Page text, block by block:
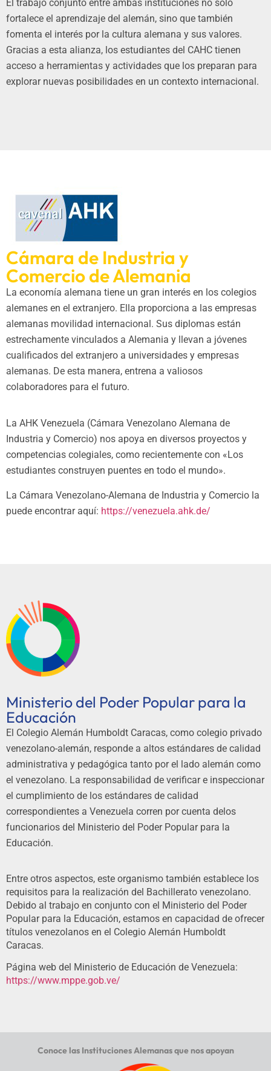
El trabajo conjunto entre ambas instituciones no solo
fortalece el aprendizaje del alemán, sino que también
fomenta el interés por la cultura alemana y sus valores.
Gracias a esta alianza, los estudiantes del CAHC tienen
acceso a herramientas y actividades que los preparan para
explorar nuevas posibilidades en un contexto internacional.
Cámara de Industria y
Comercio de Alemania
La economía alemana tiene un gran interés en los colegios
alemanes en el extranjero. Ella proporciona a las empresas
alemanas movilidad internacional. Sus diplomas están
estrechamente vinculados a Alemania y llevan a jóvenes
cualificados del extranjero a universidades y empresas
alemanas. De esta manera, entrena a valiosos
colaboradores para el futuro.
La AHK Venezuela (Cámara Venezolano Alemana de
Industria y Comercio) nos apoya en diversos proyectos y
competencias colegiales, como recientemente con «Los
estudiantes construyen puentes en todo el mundo».
La Cámara Venezolano-Alemana de Industria y Comercio la
puede encontrar aquí: https://venezuela.ahk.de/
Ministerio del Poder Popular para la
Educación
El Colegio Alemán Humboldt Caracas, como colegio privado
venezolano-alemán, responde a altos estándares de calidad
administrativa y pedagógica tanto por el lado alemán como
el venezolano. La responsabilidad de verificar e inspeccionar
el cumplimiento de los estándares de calidad
correspondientes a Venezuela corren por cuenta delos
funcionarios del Ministerio del Poder Popular para la
Educación.
Entre otros aspectos, este organismo también establece los
requisitos para la realización del Bachillerato venezolano.
Debido al trabajo en conjunto con el Ministerio del Poder
Popular para la Educación, estamos en capacidad de ofrecer
títulos venezolanos en el Colegio Alemán Humboldt
Caracas.
Página web del Ministerio de Educación de Venezuela:
https://www.mppe.gob.ve/
Conoce las Instituciones Alemanas que nos apoyan